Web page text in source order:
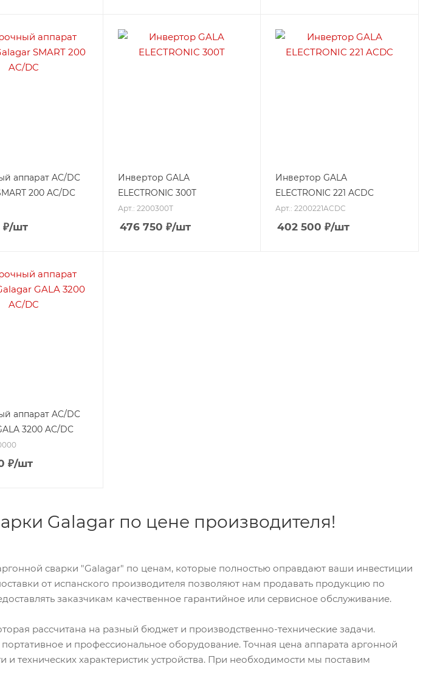
аппарат AC/DC
200 AC/DC
₽/шт
Инвертор GALA
ELECTRONIC 300T
Арт.: 2200300T
476 750 ₽/шт
Инвертор GALA
ELECTRONIC 221 ACDC
Арт.: 2200221ACDC
402 500 ₽/шт
аппарат AC/DC
3200 AC/DC
₽/шт
Galagar по цене производителя!
сварки "Galagar" по ценам, которые полностью оправдают ваши инвестиции
от испанского производителя позволяют нам продавать продукцию по
заказчикам качественное гарантийное или сервисное обслуживание.
рассчитана на разный бюджет и производственно-технические задачи.
и профессиональное оборудование. Точная цена аппарата аргонной
и технических характеристик устройства. При необходимости мы поставим